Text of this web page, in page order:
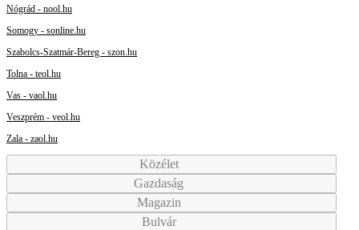
Nógrád - nool.hu
Somogy - sonline.hu
Szabolcs-Szatmár-Bereg - szon.hu
Tolna - teol.hu
Vas - vaol.hu
Veszprém - veol.hu
Zala - zaol.hu
Közélet
Gazdaság
Magazin
Bulvár